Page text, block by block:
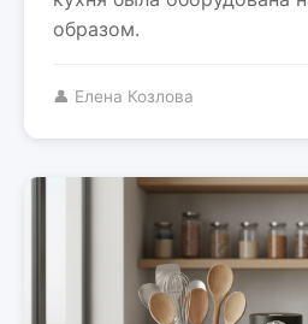
образом.
👤 Елена Козлова